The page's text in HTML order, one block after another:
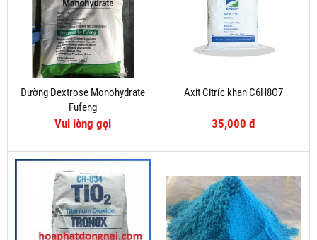
Đường Dextrose Monohydrate
Fufeng
Vui lòng gọi
Axit Citríc khan C6H8O7
35,000 đ